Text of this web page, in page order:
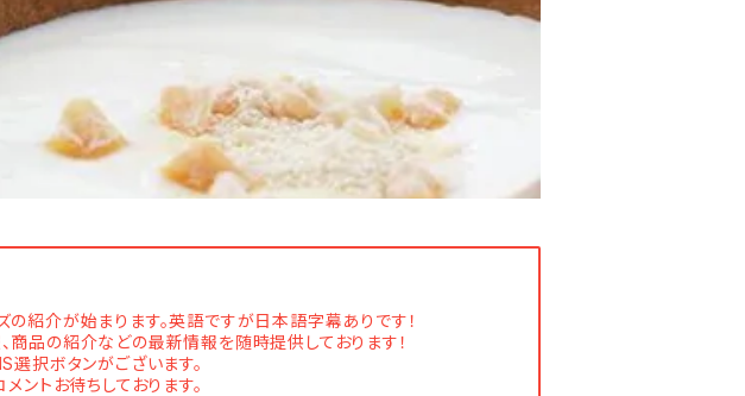
紹介が始まります。英語ですが日本語字幕ありです！
品の紹介などの最新情報を随時提供しております！
択ボタンがございます。
ントお待ちしております。